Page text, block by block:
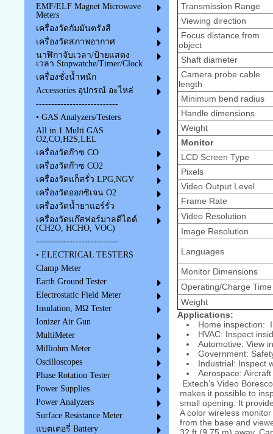
EMF/ELF Magnet Microwave
Meters
เครื่องวัดกัมมันตรังสี
เครื่องวัดสภาพอากาศ
นาฬิกาจับเวลา/ป้ายแสดง
เวลา Stopwatche/Timer/Clock
เครื่องชั่งน้ำหนัก
Accessories อุปกรณ์ อะไหล่
---------------------------
• GAS Analyzers/Testers
All in 1 Multi GAS
O2,CO,H2S,LEL
เครื่องวัดก๊าซ CO
เครื่องวัดก๊าซ CO2
เครื่องวัดแก็สรั่ว LPG,NGV
เครื่องวัดออกซิเจน O2
เครื่องวัดน้ำยาแอร์รั่ว
เครื่องวัดแก๊สฟอร์มาลดีไฮด์
(CH2O, HCHO, VOC)
---------------------------
• ELECTRICAL TESTERS
Clamp Meter
Earth Ground Tester
Electrostatic Field Meter
Insulation, MΩ Tester
Ionizer Air Gun
MultiMeter
Milliohm Meter
Oscilloscopes
Phase Rotation Tester
Power Supplies
Power Analyzers
Surface Resistance Meter
แบตเตอรี่ Battery
Transmission Range
Viewing direction
Focus distance from
object
Shaft diameter
Camera probe cable
length
Minimum bend radius
Handle dimensions
Weight
Monitor
LCD Screen Type
Pixels
Video Output Level
Frame Rate
Video Resolution
Image Resolution
Languages
Monitor Dimensions
Operating/Charge Time
Weight
Applications:
Home inspection:
HVAC: Inspect
Automotive: View
Government:
Industrial: Inspect
Aerospace:
Extech’s Video
makes it possible to
small opening. It
A color wireless
from the base and
32 ft (9.75 m) away.